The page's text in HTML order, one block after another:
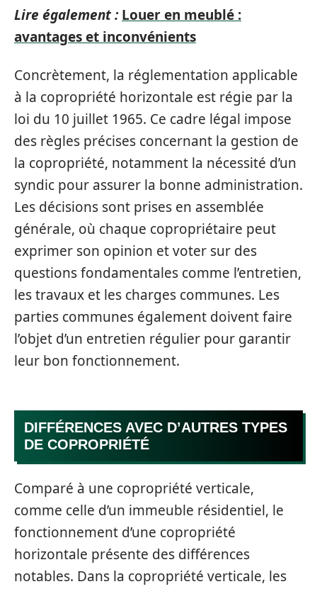
Lire également : Louer en meublé :
avantages et inconvénients
Concrètement, la réglementation applicable
à la copropriété horizontale est régie par la
loi du 10 juillet 1965. Ce cadre légal impose
des règles précises concernant la gestion de
la copropriété, notamment la nécessité d’un
syndic pour assurer la bonne administration.
Les décisions sont prises en assemblée
générale, où chaque copropriétaire peut
exprimer son opinion et voter sur des
questions fondamentales comme l’entretien,
les travaux et les charges communes. Les
parties communes également doivent faire
l’objet d’un entretien régulier pour garantir
leur bon fonctionnement.
DIFFÉRENCES AVEC D’AUTRES TYPES
DE COPROPRIÉTÉ
Comparé à une copropriété verticale,
comme celle d’un immeuble résidentiel, le
fonctionnement d’une copropriété
horizontale présente des différences
notables. Dans la copropriété verticale, les